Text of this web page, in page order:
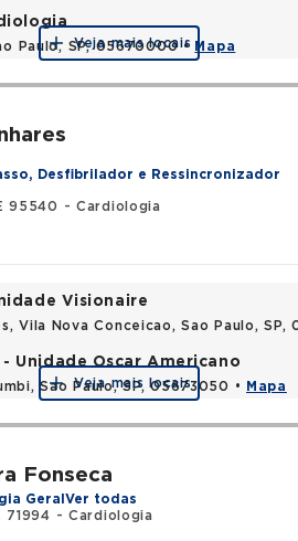
Paulo, SP, 05670000 • Mapa
Veja mais locais
Desfibrilador e Ressincronizador
95540 - Cardiologia
Visionaire
Vila Nova Conceicao, Sao Paulo, SP,
Unidade Oscar Americano
Sao Paulo, SP, 05673050 • Mapa
Veja mais locais
Fonseca
Geral Ver todas
71994 - Cardiologia